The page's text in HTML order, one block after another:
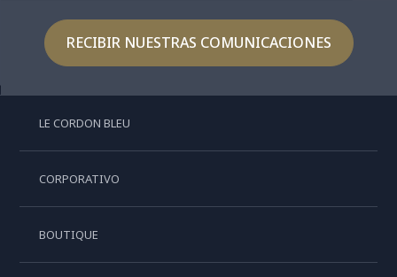
RECIBIR NUESTRAS COMUNICACIONES
LE CORDON BLEU
CORPORATIVO
BOUTIQUE